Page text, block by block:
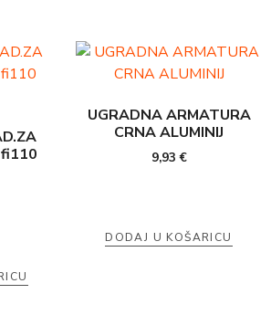
fi110
UGRADNA ARMATURA
CRNA ALUMINIJ
9,93€
DODAJ U KOŠARICU